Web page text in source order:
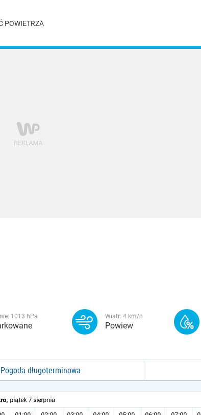
POWIETRZA
1013 hPa Wiatr: 4 km/h
Powiew
Pogoda długoterminowa